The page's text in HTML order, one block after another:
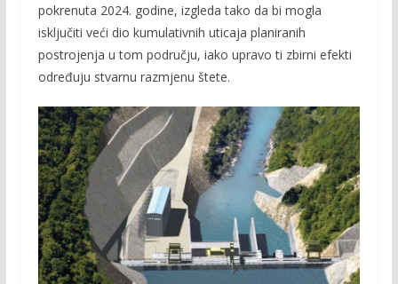
pokrenuta 2024. godine, izgleda tako da bi mogla
isključiti veći dio kumulativnih uticaja planiranih
postrojenja u tom području, iako upravo ti zbirni efekti
određuju stvarnu razmjenu štete.